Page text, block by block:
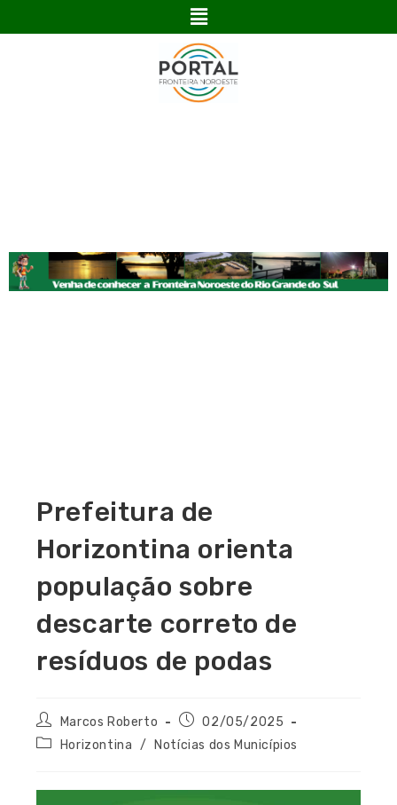
Prefeitura de
Horizontina orienta
população sobre
descarte correto de
resíduos de podas
Marcos Roberto
02/05/2025
Horizontina / Notícias dos Municípios